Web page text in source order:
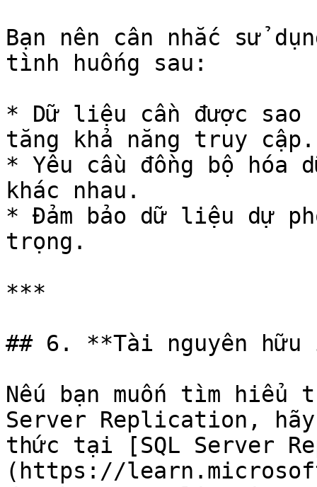
Bạn nên cân nhắc sử
tình huống sau:
* Dữ liệu cần được sao
tăng khả năng truy cập.
* Yêu cầu đồng bộ hóa
khác nhau.
* Đảm bảo dữ liệu dự
trọng.
***
## 6. **Tài nguyên
Nếu bạn muốn tìm hiểu
Server Replication,
thức tại [SQL Server
(https://